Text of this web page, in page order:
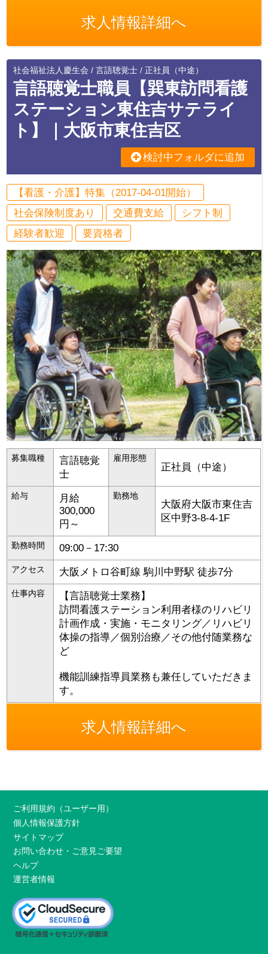
求人情報詳細へ
社会福祉法人慶生会 / 言語聴覚士 / 正社員（中途）
言語聴覚士職員【巽東訪問看護
ステーション東住吉サテライ
ト】｜大阪市東住吉区
検討中フォルダに追加
【看護・介護】特集（2017-04-01開始）
社会保険制度あり
交通費支給
シフト制
経験者歓迎
要資格者
募集職種
言語聴覚
士
雇用形態
正社員（中途）
給与
月給
300,000
円～
勤務地
大阪府大阪市東住吉
区中野3-8-4-1F
勤務時間 09:00－17:30
アクセス 大阪メトロ谷町線 駒川中野駅 徒歩7分
仕事内容
【言語聴覚士業務】
訪問看護ステーション利用者様のリハビリ
計画作成・実施・モニタリング／リハビリ
体操の指導／個別治療／その他付随業務な
ど
機能訓練指導員業務も兼任していただきま
す。
求人情報詳細へ
ご利用規約（ユーザー用）
個人情報保護方針
サイトマップ
お問い合わせ・ご意見ご要望
ヘルプ
運営者情報